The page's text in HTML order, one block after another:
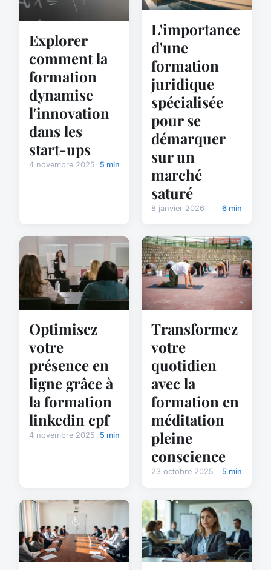
Explorer
comment la
formation
dynamise
l'innovation
dans les
start-ups
4 novembre 2025 5 min
L'importance
d'une
formation
juridique
spécialisée
pour se
démarquer
sur un
marché
saturé
8 janvier 2026 6 min
Optimisez
votre
présence en
ligne grâce à
la formation
linkedin cpf
4 novembre 2025 5 min
Transformez
votre
quotidien
avec la
formation en
méditation
pleine
conscience
23 octobre 2025 5 min